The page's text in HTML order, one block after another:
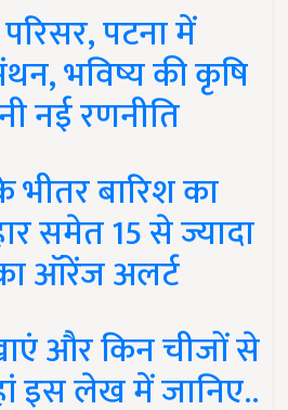
पटना में
भविष्य की कृषि
नई रणनीति
बारिश का
समेत 15 से ज्यादा
ऑरेंज अलर्ट
और किन चीजों से
इस लेख में जानिए..